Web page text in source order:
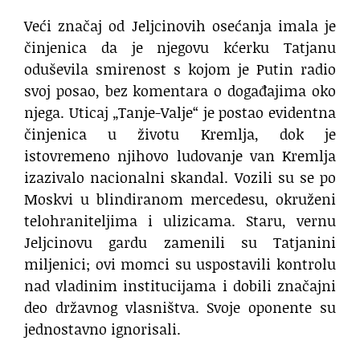
Veći značaj od Jeljcinovih osećanja imala je
činjenica da je njegovu kćerku Tatjanu
oduševila smirenost s kojom je Putin radio
svoj posao, bez komentara o događajima oko
njega. Uticaj „Tanje-Valje“ je postao evidentna
činjenica u životu Kremlja, dok je
istovremeno njihovo ludovanje van Kremlja
izazivalo nacionalni skandal. Vozili su se po
Moskvi u blindiranom mercedesu, okruženi
telohraniteljima i ulizicama. Staru, vernu
Jeljcinovu gardu zamenili su Tatjanini
miljenici; ovi momci su uspostavili kontrolu
nad vladinim institucijama i dobili značajni
deo državnog vlasništva. Svoje oponente su
jednostavno ignorisali.